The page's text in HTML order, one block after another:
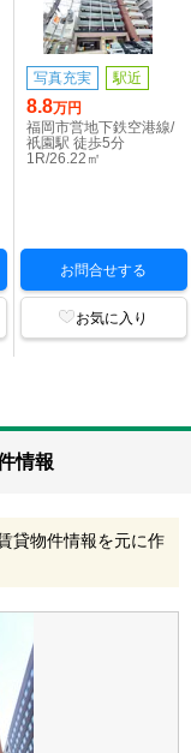
写真充実 駅近
8.8万円
福岡市営地下鉄空港線/
祇園駅 徒歩5分
1R/26.22㎡
お問合せする
お気に入り
情報
貸物件情報を元に作